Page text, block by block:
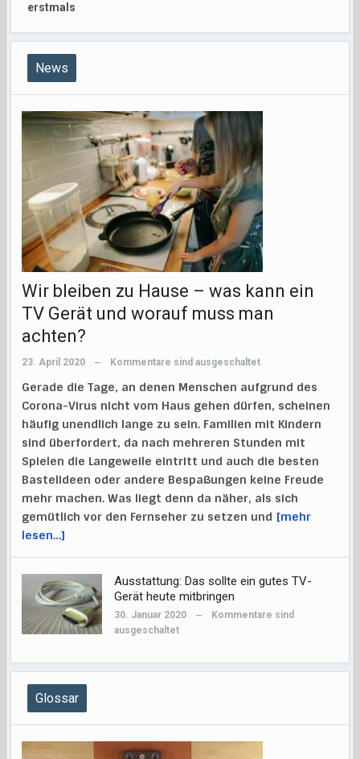
erstmals
News
Wir bleiben zu Hause – was kann ein
TV Gerät und worauf muss man
achten?
23. April 2020 — Kommentare sind ausgeschaltet
Gerade die Tage, an denen Menschen aufgrund des
Corona-Virus nicht vom Haus gehen dürfen, scheinen
häufig unendlich lange zu sein. Familien mit Kindern
sind überfordert, da nach mehreren Stunden mit
Spielen die Langeweile eintritt und auch die besten
Bastelideen oder andere Bespaßungen keine Freude
mehr machen. Was liegt denn da näher, als sich
gemütlich vor den Fernseher zu setzen und [mehr
lesen…]
Ausstattung: Das sollte ein gutes TV-
Gerät heute mitbringen
30. Januar 2020 —
Kommentare sind
ausgeschaltet
Glossar